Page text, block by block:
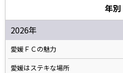
年別
2026年
愛媛ＦＣの魅力
愛媛はステキな場所